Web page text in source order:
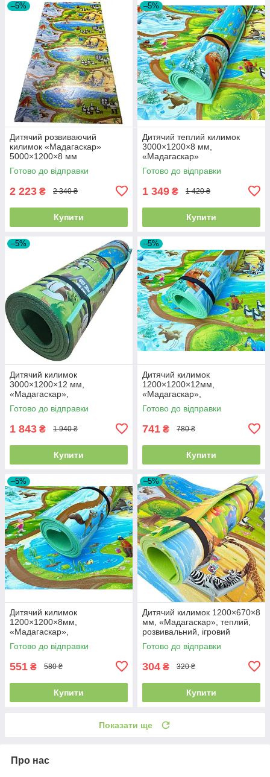
–5%
Дитячий розвиваючий
килимок «Мадагаскар»
5000×1200×8 мм
Готово до відправки
2 223 ₴ 2 340 ₴
Купити
–5%
Дитячий теплий килимок
3000×1200×8 мм,
«Мадагаскар»
Готово до відправки
1 349 ₴ 1 420 ₴
Купити
–5%
Дитячий килимок
3000×1200×12 мм,
«Мадагаскар»,
теплоізоляційний,
розвивальний, ігровий
Готово до відправки
1 843 ₴ 1 940 ₴
Купити
–5%
Дитячий килимок
1200×1200×12мм,
«Мадагаскар»,
теплоізоляційний,
розвиваючий ігровий килимок
Готово до відправки
741 ₴ 780 ₴
Купити
–5%
Дитячий килимок
1200×1200×8мм,
«Мадагаскар»,
теплоізоляційний,
розвиваючий ігровий килимок
Готово до відправки
551 ₴ 580 ₴
Купити
–5%
Дитячий килимок 1200×670×8
мм, «Мадагаскар», теплий,
розвивальний, ігровий
килимок
Готово до відправки
304 ₴ 320 ₴
Купити
Показати ще
Про нас